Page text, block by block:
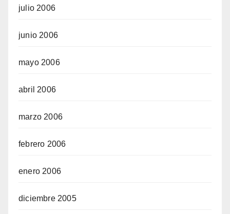
julio 2006
junio 2006
mayo 2006
abril 2006
marzo 2006
febrero 2006
enero 2006
diciembre 2005